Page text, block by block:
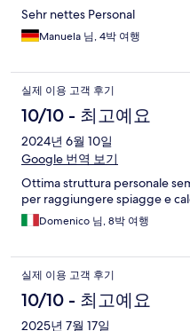
Sehr nettes Personal
Manuela 님, 4박 여행
실제 이용 고객 후기
10/10 - 최고예요
2024년 6월 10일
Google 번역 보기
Ottima struttura personale
per raggiungere spiagge e
Domenico 님, 8박 여행
실제 이용 고객 후기
10/10 - 최고예요
2025년 7월 17일